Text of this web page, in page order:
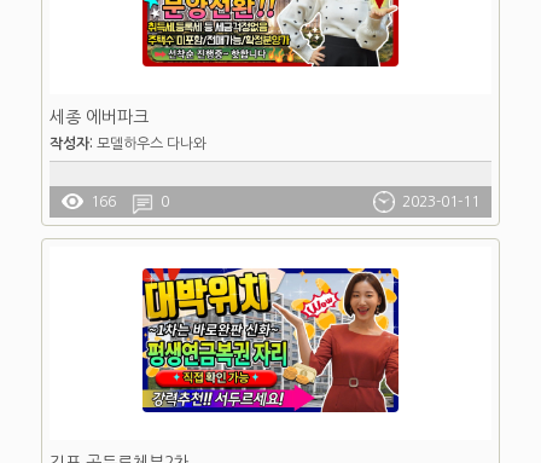
세종 에버파크
작성자: 모델하우스 다나와
166 0 2023-01-11